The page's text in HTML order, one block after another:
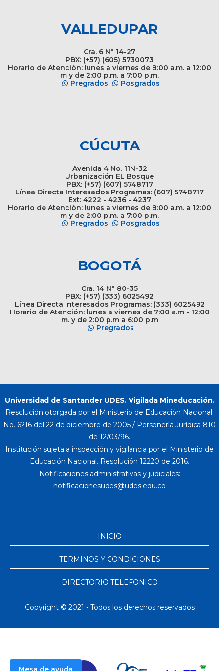
Mesa de ayuda
VALLEDUPAR
Cra. 6 N° 14-27
PBX: (+57) (605) 5730073
Horario de Atención: lunes a viernes de 8:00 a.m. a 12:00
m y de 2:00 p.m. a 7:00 p.m.
Pregrados
Posgrados
CÚCUTA
Avenida 4 No. 11N-32
Urbanización EL Bosque
PBX: (+57) (607) 5748717
Línea Directa Interesados Programas: (607) 5748717
Ext: 4222 - 4236 - 4237
Horario de Atención: lunes a viernes de 8:00 a.m. a 12:00
m y de 2:00 p.m. a 7:00 p.m.
Pregrados
Posgrados
BOGOTÁ
Cra. 14 N° 80-35
PBX: (+57) (333) 6025492
Línea Directa Interesados Programas: (333) 6025492
Horario de Atención: lunes a viernes de 7:00 a.m - 12:00
m. y de 2:00 p.m a 6:00 p.m
Pregrados
Universidad de Santander UDES. Vigilada Mineducación.
Resolución otorgada por el Ministerio de Educación Nacional:
No. 6216 del 22 de diciembre de 2005 / Personería Jurídica 810
de 12/03/96.
Institución sujeta a inspección y vigilancia por el Ministerio de
Educación Nacional. Resolución 12220 de 2016.
Notificaciones administrativas y judiciales:
INICIO
TERMINOS Y CONDICIONES
DIRECTORIO TELEFONICO
Copyright © 2021 - Todos los derechos reservados